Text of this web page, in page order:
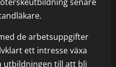
de arbetsuppgifter
ett intresse växa
utbildningen till att bli